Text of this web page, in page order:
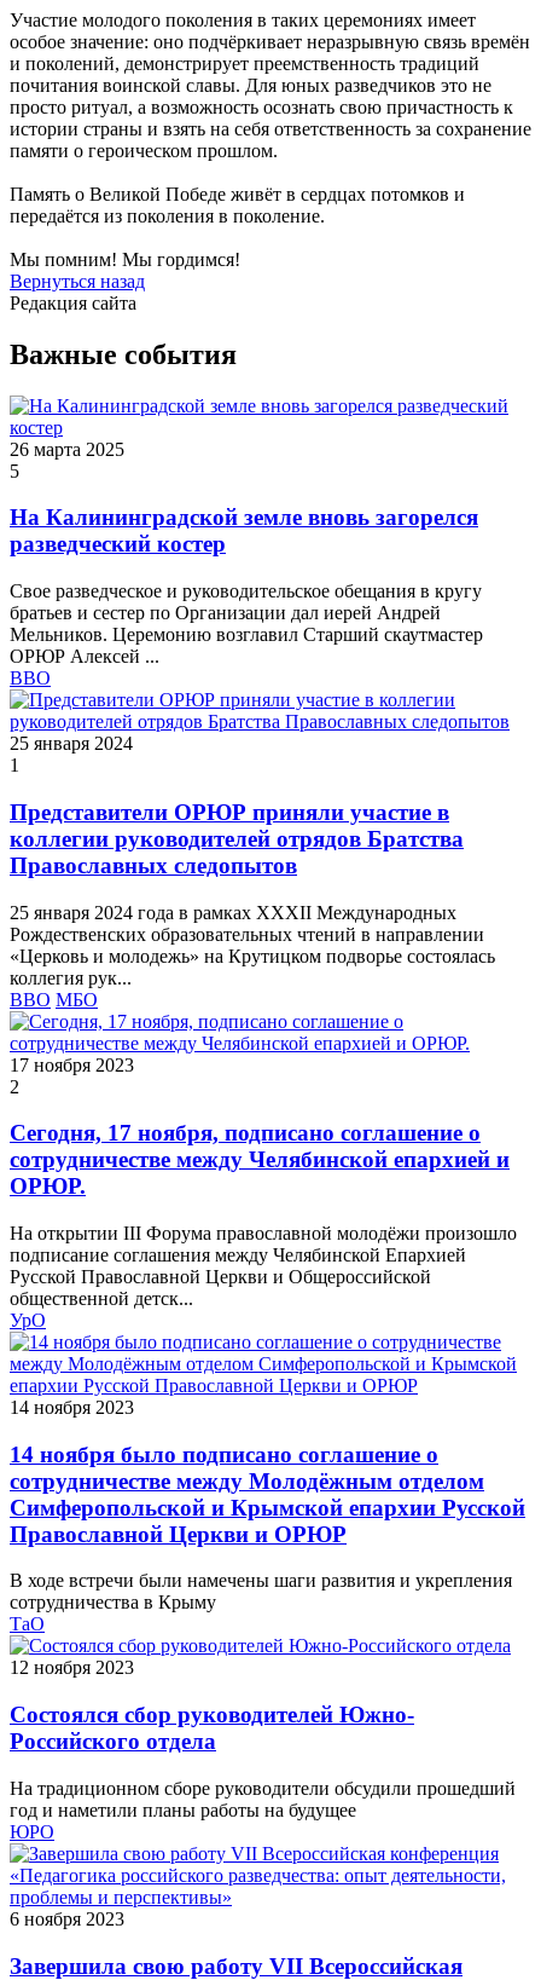
Участие молодого поколения в таких церемониях имеет
особое значение: оно подчёркивает неразрывную связь времён
и поколений, демонстрирует преемственность традиций
почитания воинской славы. Для юных разведчиков это не
просто ритуал, а возможность осознать свою причастность к
истории страны и взять на себя ответственность за сохранение
памяти о героическом прошлом.
Память о Великой Победе живёт в сердцах потомков и
передаётся из поколения в поколение.
Мы помним! Мы гордимся!
Вернуться назад
Редакция сайта
Важные события
26 марта 2025
5
На Калининградской земле вновь загорелся
разведческий костер
Свое разведческое и руководительское обещания в кругу
братьев и сестер по Организации дал иерей Андрей
Мельников. Церемонию возглавил Старший скаутмастер
ОРЮР Алексей ...
ВВО
25 января 2024
1
Представители ОРЮР приняли участие в
коллегии руководителей отрядов Братства
Православных следопытов
25 января 2024 года в рамках XXXII Международных
Рождественских образовательных чтений в направлении
«Церковь и молодежь» на Крутицком подворье состоялась
коллегия рук...
ВВО МБО
17 ноября 2023
2
Сегодня, 17 ноября, подписано соглашение о
сотрудничестве между Челябинской епархией и
ОРЮР.
На открытии III Форума православной молодёжи произошло
подписание соглашения между Челябинской Епархией
Русской Православной Церкви и Общероссийской
общественной детск...
УрО
14 ноября 2023
14 ноября было подписано соглашение о
сотрудничестве между Молодёжным отделом
Симферопольской и Крымской епархии Русской
Православной Церкви и ОРЮР
В ходе встречи были намечены шаги развития и укрепления
сотрудничества в Крыму
ТаО
12 ноября 2023
Состоялся сбор руководителей Южно-
Российского отдела
На традиционном сборе руководители обсудили прошедший
год и наметили планы работы на будущее
ЮРО
6 ноября 2023
Завершила свою работу VII Всероссийская